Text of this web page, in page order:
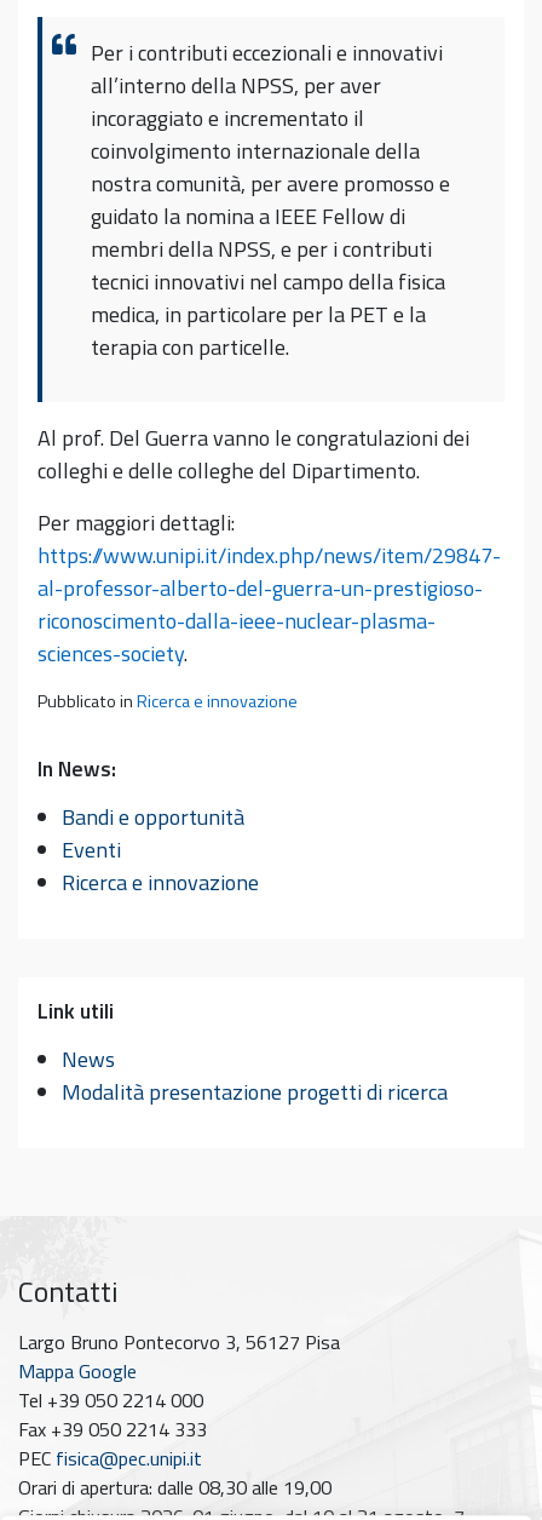
Per i contributi eccezionali e innovativi
all’interno della NPSS, per aver
incoraggiato e incrementato il
coinvolgimento internazionale della
nostra comunità, per avere promosso e
guidato la nomina a IEEE Fellow di
membri della NPSS, e per i contributi
tecnici innovativi nel campo della fisica
medica, in particolare per la PET e la
terapia con particelle.
Al prof. Del Guerra vanno le congratulazioni dei
colleghi e delle colleghe del Dipartimento.
Per maggiori dettagli:
https://www.unipi.it/index.php/news/item/29847-
al-professor-alberto-del-guerra-un-prestigioso-
riconoscimento-dalla-ieee-nuclear-plasma-
sciences-society.
Pubblicato inRicerca e innovazione
In News:
Bandi e opportunità
Eventi
Ricerca e innovazione
Link utili
News
Modalità presentazione progetti di ricerca
Contatti
Largo Bruno Pontecorvo 3, 56127 Pisa
Mappa Google
Tel +39 050 2214 000
Fax +39 050 2214 333
PEC fisica@pec.unipi.it
Orari di apertura: dalle 08,30 alle 19,00